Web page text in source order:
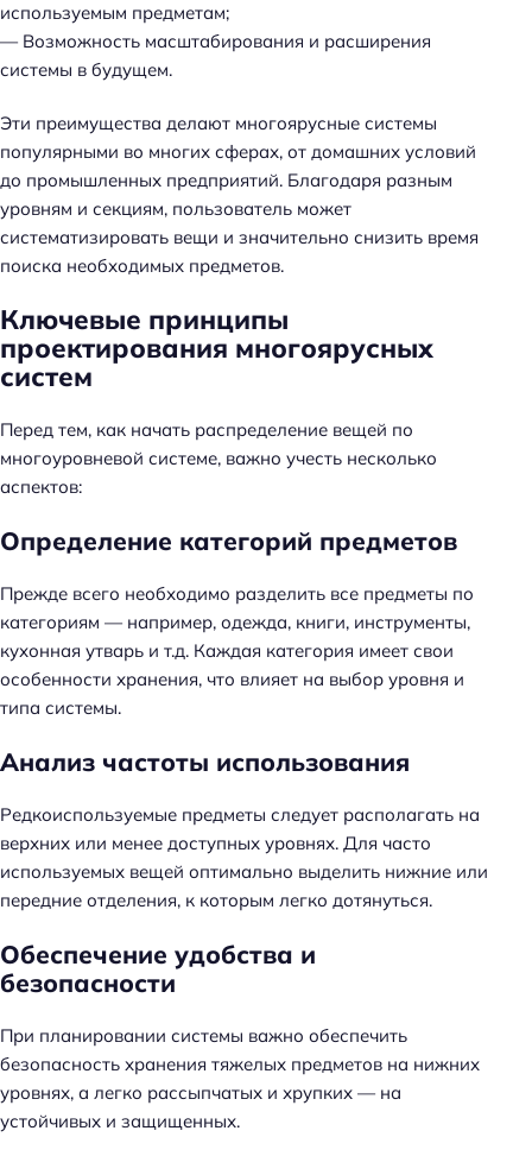
используемым предметам;
— Возможность масштабирования и расширения
системы в будущем.
Эти преимущества делают многоярусные системы
популярными во многих сферах, от домашних условий
до промышленных предприятий. Благодаря разным
уровням и секциям, пользователь может
систематизировать вещи и значительно снизить время
поиска необходимых предметов.
Ключевые принципы
проектирования многоярусных
систем
Перед тем, как начать распределение вещей по
многоуровневой системе, важно учесть несколько
аспектов:
Определение категорий предметов
Прежде всего необходимо разделить все предметы по
категориям — например, одежда, книги, инструменты,
кухонная утварь и т.д. Каждая категория имеет свои
особенности хранения, что влияет на выбор уровня и
типа системы.
Анализ частоты использования
Редкоиспользуемые предметы следует располагать на
верхних или менее доступных уровнях. Для часто
используемых вещей оптимально выделить нижние или
передние отделения, к которым легко дотянуться.
Обеспечение удобства и
безопасности
При планировании системы важно обеспечить
безопасность хранения тяжелых предметов на нижних
уровнях, а легко рассыпчатых и хрупких — на
устойчивых и защищенных.